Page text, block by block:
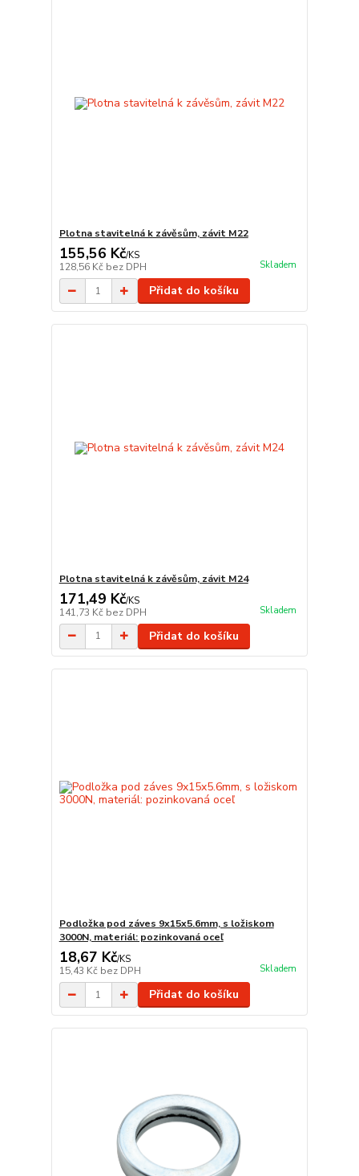
Plotna stavitelná k závěsům, závit M22
155,56 Kč/KS
128,56 Kč bez DPH Skladem
Přidat do košíku
Plotna stavitelná k závěsům, závit M24
171,49 Kč/KS
141,73 Kč bez DPH Skladem
Přidat do košíku
Podložka pod záves 9x15x5.6mm, s ložiskom
3000N, materiál: pozinkovaná oceľ
18,67 Kč/KS
15,43 Kč bez DPH Skladem
Přidat do košíku